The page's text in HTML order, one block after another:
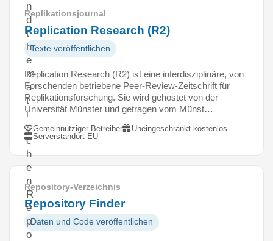
n
d
t
h
e
m
a
t
i
s
c
h
e
n
R
e
p
o
Replikationsjournal
Replication Research (R2)
Texte veröffentlichen
Replication Research (R2) ist eine interdisziplinäre, von
Forschenden betriebene Peer-Review-Zeitschrift für
Replikationsforschung. Sie wird gehostet von der
Universität Münster und getragen vom Münst…
Gemeinnütziger Betreiber
Uneingeschränkt kostenlos
Serverstandort EU
Repository-Verzeichnis
Repository Finder
Daten und Code veröffentlichen